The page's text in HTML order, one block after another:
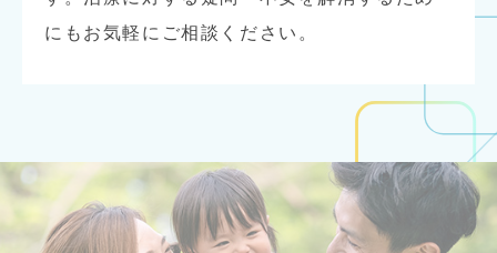
にもお気軽にご相談ください。